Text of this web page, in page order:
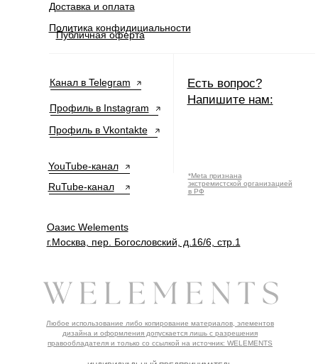
Оазис Welements
г.Москва, пер. Богословский, д.16/6, стр.1
Политика конфидициальности
Публичная оферта
Доставка и оплата
Профиль в Instagram
Профиль в Vkontakte
*Meta признана
экстремистской организацией
в РФ
Любое использование либо копирование материалов, элементов
дизайна и оформления допускается лишь с разрешения
правообладателя и только со ссылкой на источник: WELEMENTS
Есть вопрос?
Напишите нам:
Канал в Telegram
RuTube-канал
YouTube-канал